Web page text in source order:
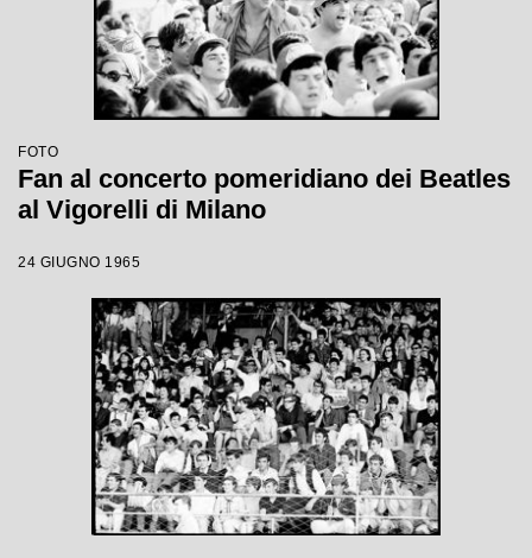
FOTO
Fan al concerto pomeridiano dei Beatles
al Vigorelli di Milano
24 GIUGNO 1965